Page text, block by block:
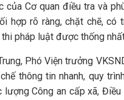
Cơ quan điều tra và
hợp rõ ràng, chặt chẽ,
pháp luật được thống
Phó Viện trưởng
thông tin nhanh, quy
Công an cấp xã,